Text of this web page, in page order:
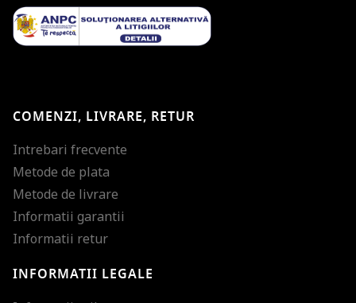
COMENZI, LIVRARE, RETUR
Intrebari frecvente
Metode de plata
Metode de livrare
Informatii garantii
Informatii retur
INFORMATII LEGALE